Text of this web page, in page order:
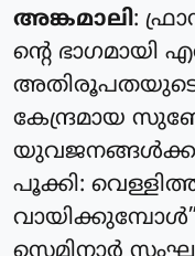
അങ്കമാലി:
ന്റെ ഭാഗമായി
അതിരൂപതയുടെ
കേന്ദ്രമായ
പൂക്കി: